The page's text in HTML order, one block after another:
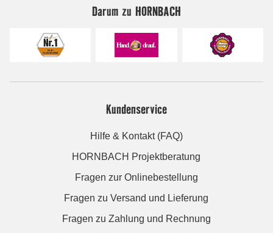
Darum zu HORNBACH
Kundenservice
Hilfe & Kontakt (FAQ)
HORNBACH Projektberatung
Fragen zur Onlinebestellung
Fragen zu Versand und Lieferung
Fragen zu Zahlung und Rechnung